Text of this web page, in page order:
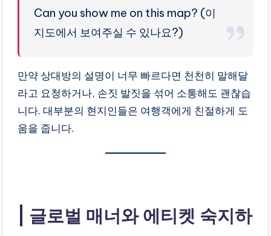
Can you show me on this map? (이
지도에서 보여주실 수 있나요?)
만약 상대방의 설명이 너무 빠르다면 천천히 말해달
라고 요청하거나, 손짓 발짓을 섞어 소통해도 괜찮습
니다. 대부분의 현지인들은 여행객에게 친절하게 도
움을 줍니다.
글로벌 매너와 에티켓 숙지하